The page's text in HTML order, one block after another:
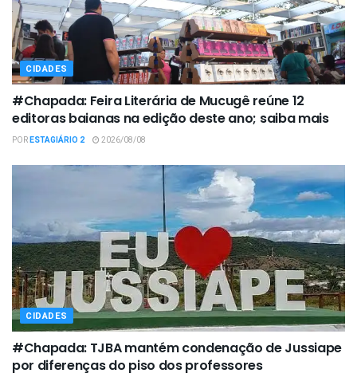
CIDADES
#Chapada: Feira Literária de Mucugê reúne 12
editoras baianas na edição deste ano; saiba mais
PORESTAGIÁRIO 2 2026/08/08
CIDADES
#Chapada: TJBA mantém condenação de Jussiape
por diferenças do piso dos professores